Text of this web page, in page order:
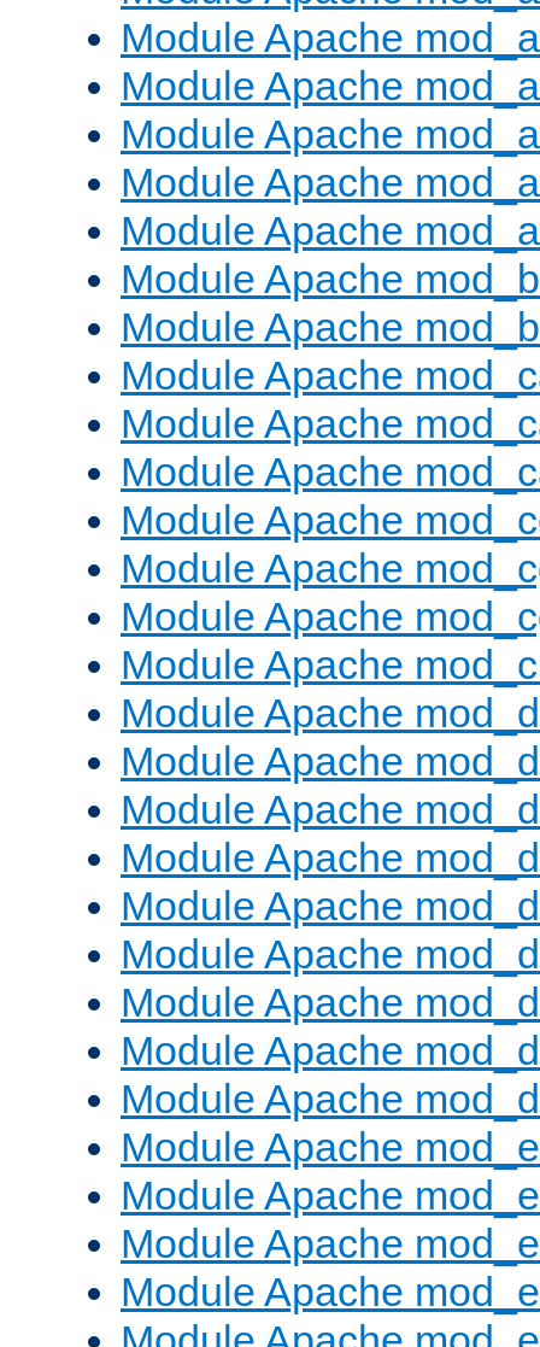
Module Apache
Module Apache
Module Apache
Module Apache
Module Apache
Module Apache
Module Apache
Module Apache
Module Apache
Module Apache
Module Apache
Module Apache
Module Apache
Module Apache
Module Apache
Module Apache
Module Apache
Module Apache
Module Apache
Module Apache
Module Apache
Module Apache
Module Apache
Module Apache
Module Apache
Module Apache
Module Apache